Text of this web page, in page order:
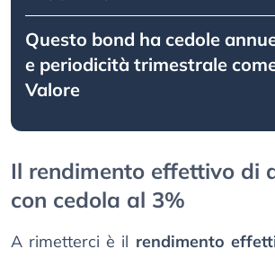
Questo bond ha cedole
e periodicità trimestrale
Valore
Il rendimento effettivo di
con cedola al 3%
A rimetterci è il rendimento